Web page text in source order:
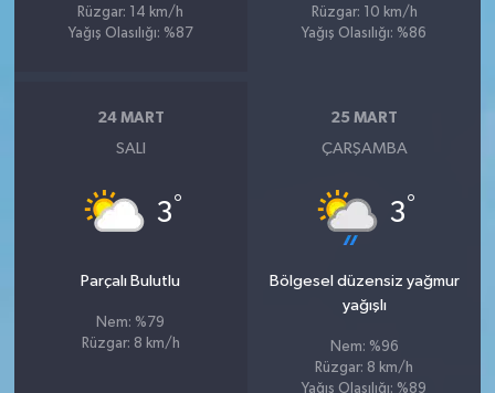
Rüzgar: 14 km/h
Yağış Olasılığı: %87
Rüzgar: 10 km/h
Yağış Olasılığı: %86
24 MART
SALI
3°
Parçalı Bulutlu
Nem: %79
Rüzgar: 8 km/h
25 MART
ÇARŞAMBA
3°
Bölgesel düzensiz yağmur
yağışlı
Nem: %96
Rüzgar: 8 km/h
Yağış Olasılığı: %89